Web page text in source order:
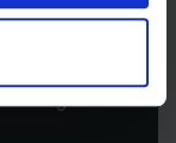
i drugim